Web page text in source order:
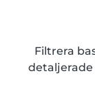
Filtrera